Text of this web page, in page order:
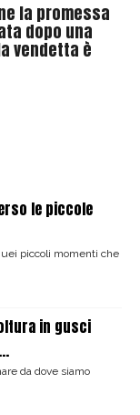
la promessa
dopo una
vendetta è
le piccole
piccoli momenti che
in gusci
da dove siamo